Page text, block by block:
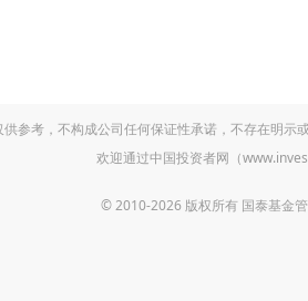
参考，不构成公司任何保证性承诺，不存在明
欢迎通过中国投资者网（
© 2010-2026 版权所有 国泰基金